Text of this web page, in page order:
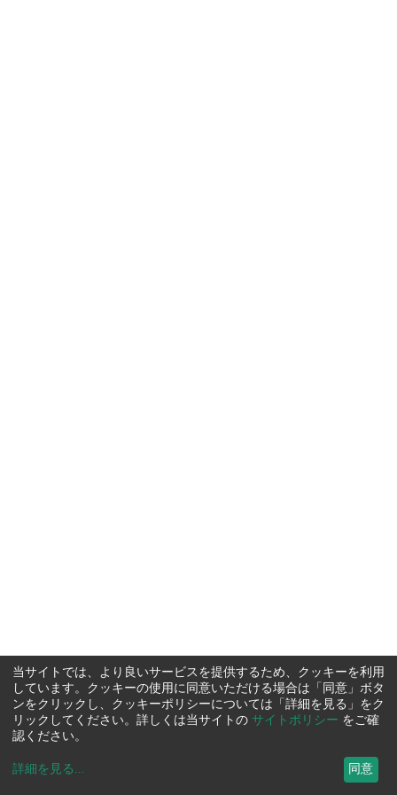
当サイトでは、より良いサービスを提供するため、クッキーを利用
しています。クッキーの使用に同意いただける場合は「同意」ボタ
ンをクリックし、クッキーポリシーについては「詳細を見る」をク
リックしてください。詳しくは当サイトの サイトポリシー をご確
認ください。
詳細を見る ... 同意